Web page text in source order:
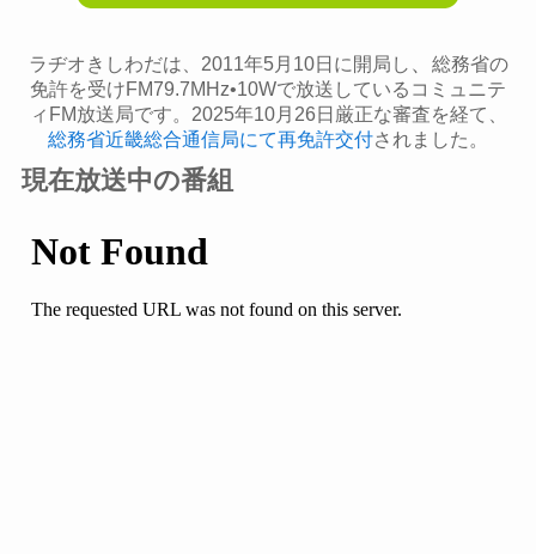
ラヂオきしわだは、2011年5月10日に開局し 、 総務省の
免許を受けFM79.7MHz•10Wで放送しているコミュニテ
ィFM放送局です。2025年10月26日厳正な審査を経て、
総務省近畿総合通信局にて再免許交付されました。
現在放送中の番組